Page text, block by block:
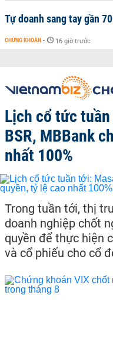
Tự doanh sang tay gần
CHỨNG KHOÁN - 16 giờ trước
Lịch cổ tức
BSR, MBBank
nhất 100%
Trong tuần tới, thị
doanh nghiệp chốt
quyền để thực hiện
và cổ phiếu cho cổ